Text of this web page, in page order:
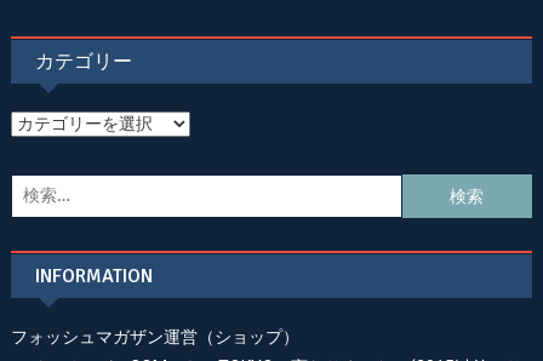
カテゴリー
カ
ゴ
リ
索:
INFORMATION
フォッシュマガザン運営（ショップ）